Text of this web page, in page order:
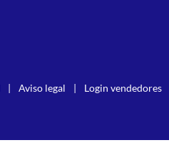
| Aviso legal | Login vendedores